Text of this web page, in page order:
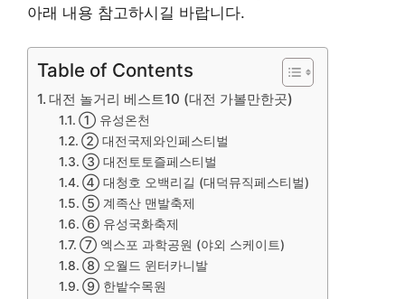
아래 내용 참고하시길 바랍니다.
Table of Contents
대전 놀거리 베스트10 (대전 가볼만한곳)
① 유성온천
② 대전국제와인페스티벌
③ 대전토토즐페스티벌
④ 대청호 오백리길 (대덕뮤직페스티벌)
⑤ 계족산 맨발축제
⑥ 유성국화축제
⑦ 엑스포 과학공원 (야외 스케이트)
⑧ 오월드 윈터카니발
⑨ 한밭수목원